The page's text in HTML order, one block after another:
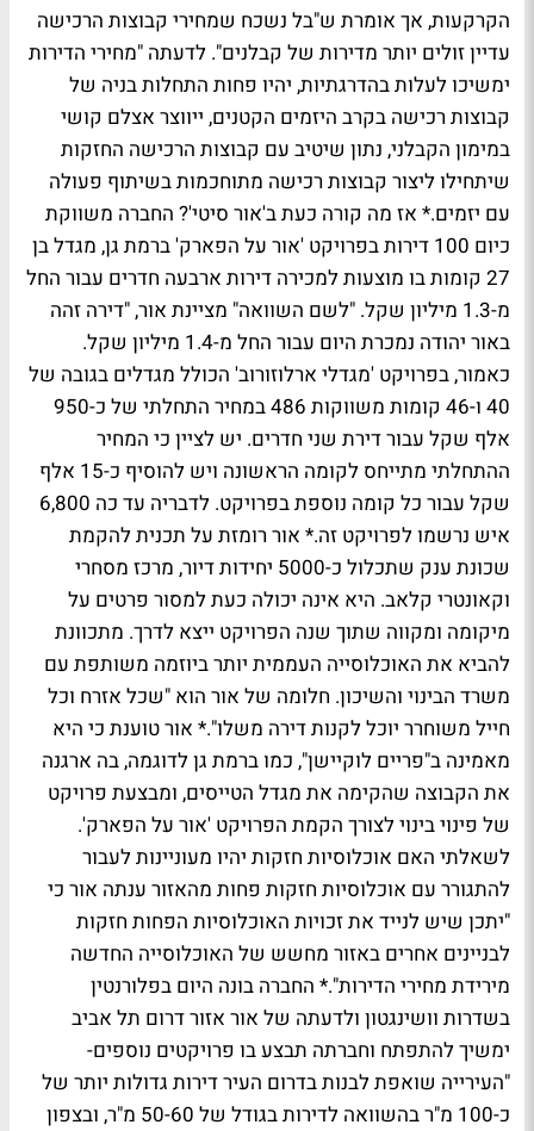
הקרקעות, אך אומרת ש"בל נשכח שמחירי קבוצות הרכישה
עדיין זולים יותר מדירות של קבלנים". לדעתה "מחירי הדירות
ימשיכו לעלות בהדרגתיות, יהיו פחות התחלות בניה של
קבוצות רכישה בקרב היזמים הקטנים, ייווצר אצלם קושי
במימון הקבלני, נתון שיטיב עם קבוצות הרכישה החזקות
שיתחילו ליצור קבוצות רכישה מתוחכמות בשיתוף פעולה
עם יזמים.* אז מה קורה כעת ב'אור סיטי'? החברה משווקת
כיום 100 דירות בפרויקט 'אור על הפארק' ברמת גן, מגדל בן
27 קומות בו מוצעות למכירה דירות ארבעה חדרים עבור החל
מ-1.3 מיליון שקל. "לשם השוואה" מציינת אור, "דירה זהה
באור יהודה נמכרת היום עבור החל מ-1.4 מיליון שקל.
כאמור, בפרויקט 'מגדלי ארלוזורוב' הכולל מגדלים בגובה של
40 ו-46 קומות משווקות 486 במחיר התחלתי של כ-950
אלף שקל עבור דירת שני חדרים. יש לציין כי המחיר
ההתחלתי מתייחס לקומה הראשונה ויש להוסיף כ-15 אלף
שקל עבור כל קומה נוספת בפרויקט. לדבריה עד כה 6,800
איש נרשמו לפרויקט זה.* אור רומזת על תכנית להקמת
שכונת ענק שתכלול כ-5000 יחידות דיור, מרכז מסחרי
וקאונטרי קלאב. היא אינה יכולה כעת למסור פרטים על
מיקומה ומקווה שתוך שנה הפרויקט ייצא לדרך. מתכוונת
להביא את האוכלוסייה העממית יותר ביוזמה משותפת עם
משרד הבינוי והשיכון. חלומה של אור הוא "שכל אזרח וכל
חייל משוחרר יוכל לקנות דירה משלו".* אור טוענת כי היא
מאמינה ב"פריים לוקיישן", כמו ברמת גן לדוגמה, בה ארגנה
את הקבוצה שהקימה את מגדל הטייסים, ומבצעת פרויקט
של פינוי בינוי לצורך הקמת הפרויקט 'אור על הפארק'.
לשאלתי האם אוכלוסיות חזקות יהיו מעוניינות לעבור
להתגורר עם אוכלוסיות חזקות פחות מהאזור ענתה אור כי
"יתכן שיש לנייד את זכויות האוכלוסיות הפחות חזקות
לבניינים אחרים באזור מחשש של האוכלוסייה החדשה
מירידת מחירי הדירות".* החברה בונה היום בפלורנטין
בשדרות וושינגטון ולדעתה של אור אזור דרום תל אביב
ימשיך להתפתח וחברתה תבצע בו פרויקטים נוספים-
"העירייה שואפת לבנות בדרום העיר דירות גדולות יותר של
כ-100 מ"ר בהשוואה לדירות בגודל של 50-60 מ"ר, ובצפון